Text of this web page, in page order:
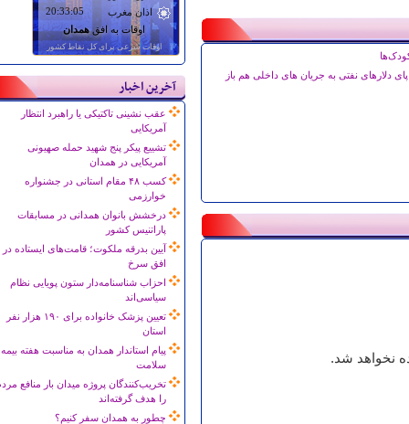
آخرین اخبار
عقب نشینی تاکتیکی یا راهبرد انتظار
آمریکایی
تشییع پیکر پنج شهید حمله صهیونی
آمریکایی در همدان
کسب ۴۸ مقام استانی در جشنواره
خوارزمی
درخشش بانوان همدانی در مسابقات
پاراتنیس کشور
آیین بدرقه ملکوت؛ قامت‌های ایستاده در
افق سرخ
احزاب شناسنامه‌دار ستون پویایی نظام
سیاسی‌اند
تعیین پزشک خانواده برای ۱۹۰ هزار نفر
استان
پیام استاندار همدان به مناسبت هفته بیمه
سلامت
تخریب‌کنندگان پروژه میدان بار منافع
را هدف گرفته‌اند
چطور به همدان سفر کنیم؟
دلارهای نفتی به جریان های داخلی هم باز
نخواهد شد.